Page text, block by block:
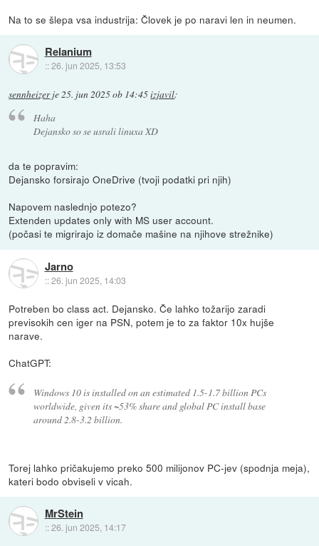
Na to se šlepa vsa industrija: Človek je po naravi len in neumen.
Relanium
::26. jun 2025, 13:53
sennheizerje25. jun 2025 ob 14:45izjavil:
Haha
Dejansko so se usrali linuxa XD
da te popravim:
Dejansko forsirajo OneDrive (tvoji podatki pri njih)
Napovem naslednjo potezo?
Extenden updates only with MS user account.
(počasi te migrirajo iz domače mašine na njihove strežnike)
Jarno
::26. jun 2025, 14:03
Potreben bo class act. Dejansko. Če lahko tožarijo zaradi
previsokih cen iger na PSN, potem je to za faktor 10x hujše
narave.
ChatGPT:
Windows 10 is installed on an estimated 1.5-1.7 billion PCs
worldwide, given its ~53% share and global PC install base
around 2.8-3.2 billion.
Torej lahko pričakujemo preko 500 milijonov PC-jev (spodnja meja),
kateri bodo obviseli v vicah.
MrStein
::26. jun 2025, 14:17